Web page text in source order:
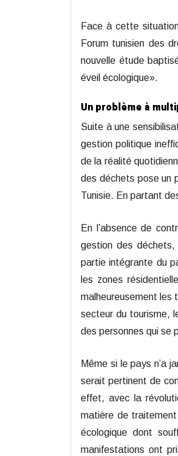
Face à cette
Forum tunisien des
nouvelle étude
éveil écologique».
Un problème à
Suite à une
gestion politique
de la réalité
des déchets pose un
Tunisie. En partant
En l’absence de
gestion des déchets,
partie intégrante du
les zones
malheureusement les
secteur du tourisme,
des personnes qui se
Même si le pays n’a
serait pertinent de
effet, avec la
matière de
écologique dont
manifestations ont